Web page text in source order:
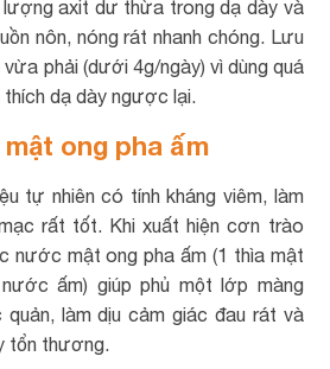
lượng axit dư thừa trong dạ dày và
nôn, nóng rát nhanh chóng. Lưu
phải (dưới 4g/ngày) vì dùng quá
dạ dày ngược lại.
ong pha ấm
tự nhiên có tính kháng viêm, làm
rất tốt. Khi xuất hiện cơn trào
nước mật ong pha ấm (1 thìa mật
ấm) giúp phủ một lớp màng
quản, làm dịu cảm giác đau rát và
tổn thương.